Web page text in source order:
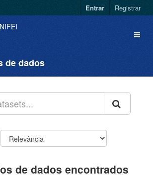
Entrar Registrar
de dados
de dados encontrados